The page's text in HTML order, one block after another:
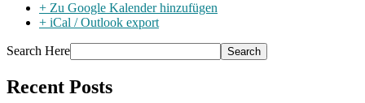
+ Zu Google Kalender hinzufügen
+ iCal / Outlook export
Search Here
Recent Posts